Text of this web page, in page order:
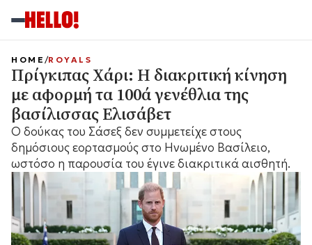
HOME ROYALS
Πρίγκιπας Χάρι: Η διακριτική κίνηση
με αφορμή τα 100ά γενέθλια της
βασίλισσας Ελισάβετ
Ο δούκας του Σάσεξ δεν συμμετείχε στους
δημόσιους εορτασμούς στο Ηνωμένο Βασίλειο,
ωστόσο η παρουσία του έγινε διακριτικά αισθητή.